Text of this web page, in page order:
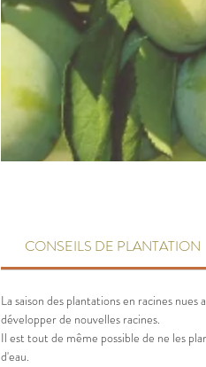
CONSEILS DE PLANTATION
La saison des plantations en racines nues
développer de nouvelles racines.
Il est tout de même possible de ne les
d'eau.